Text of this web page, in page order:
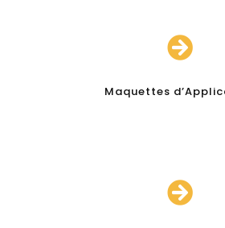

Maquettes
